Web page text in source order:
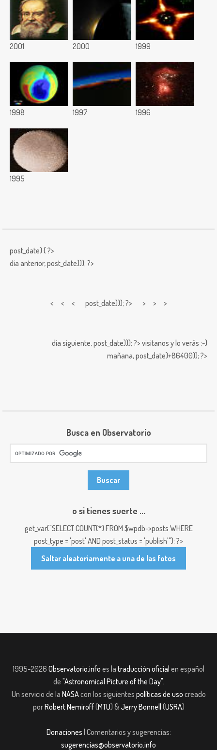
2001 2000 1999
1998 1997 1996
1995
post_date) { ?>
día anterior,post_date))); ?>
< < < post_date))); ?> > > >
día siguiente,post_date))); ?> visitanos y lo verás ;-)
mañana,post_date)+86400)); ?>
Busca en Observatorio
o si tienes suerte ...
get_var("SELECT COUNT(*) FROM $wpdb->posts WHERE
post_type = 'post' AND post_status = 'publish'"); ?>
Saltar aleatoriamente a una de las fotos
1995-2026 Observatorio.info es la traducción oficial en español
de "Astronomical Picture of the Day".
Un servicio de la NASAcon los siguientes políticas de uso creado
porRobert Nemiroff(MTU) &Jerry Bonnell (USRA)
Donaciones | Comentarios y sugerencias:
sugerencias@observatorio.info